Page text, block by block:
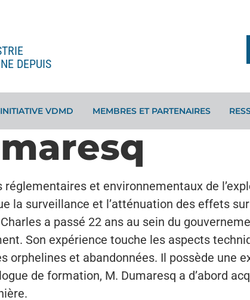
DEPUIS
VDMD MEMBRES ET PARTENAIRES
et environnementaux de
la surveillance et l’atténuation des effets
a passé 22 ans au sein du
Son expérience touche les aspects
orphelines et abandonnées. Il possède une
de formation, M. Dumaresq a d’abord